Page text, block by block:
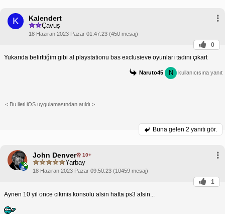
K Kalendert
Çavuş
18 Haziran 2023 Pazar 01:47:23 (450 mesaj)
0
Yukarıda belirttiğim gibi al playstationu bas exclusieve oyunları tadını çıkart
Naruto45 N kullanıcısına yanıt
< Bu ileti iOS uygulamasından atıldı >
Buna gelen 2 yanıtı gör.
John Denver 10+
Yarbay
18 Haziran 2023 Pazar 09:50:23 (10459 mesaj)
1
Aynen 10 yil once cikmis konsolu alsin hatta ps3 alsin...